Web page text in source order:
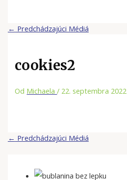
← Predchádzajúci Médiá
cookies2
Od Michaela/ 22. septembra 2022
← Predchádzajúci Médiá